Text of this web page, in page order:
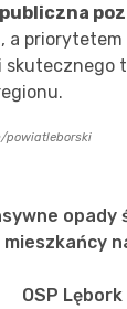
a
skutecznego
powiatleborski
opady
mieszkańcy
OSP